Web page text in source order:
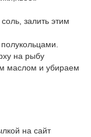
залить этим
на рыбу
маслом и убираем
на сайт